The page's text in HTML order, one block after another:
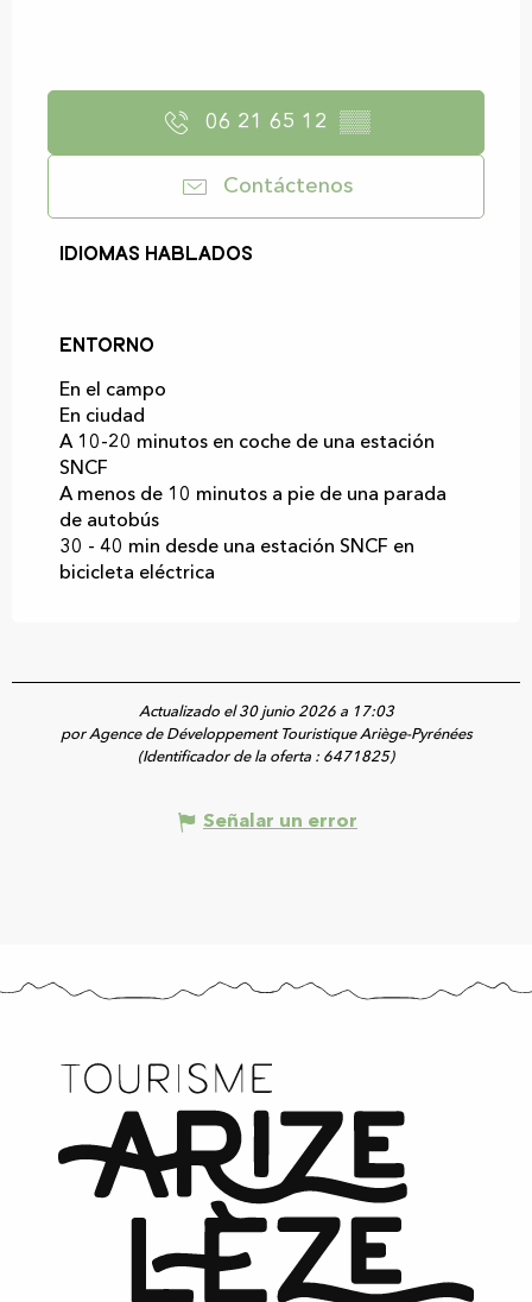
06 21 65 12 ▒▒
Contáctenos
Idiomas hablados
Idiomas hablados
Entorno
Entorno
En el campo
En ciudad
A 10-20 minutos en coche de una estación
SNCF
A menos de 10 minutos a pie de una parada
de autobús
30 - 40 min desde una estación SNCF en
bicicleta eléctrica
Actualizado el 30 junio 2026 a 17:03
por Agence de Développement Touristique Ariège-Pyrénées
(Identificador de la oferta : 6471825)
Señalar un error